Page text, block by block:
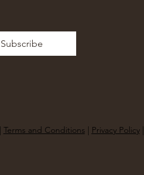
Subscribe
Terms and Conditions | Privacy Policy|